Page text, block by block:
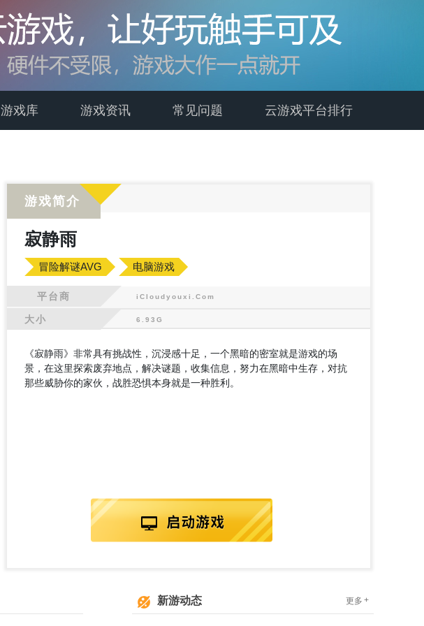
游戏库 游戏资讯 常见问题 云游戏平台排行
游戏简介
寂静雨
冒险解谜AVG 电脑游戏
平台商
大小
《寂静雨》非常具有挑战性，沉浸感十足，一个黑暗的密室就是游戏的场
景，在这里探索废弃地点，解决谜题，收集信息，努力在黑暗中生存，对抗
那些威胁你的家伙，战胜恐惧本身就是一种胜利。
新游动态 更多 +